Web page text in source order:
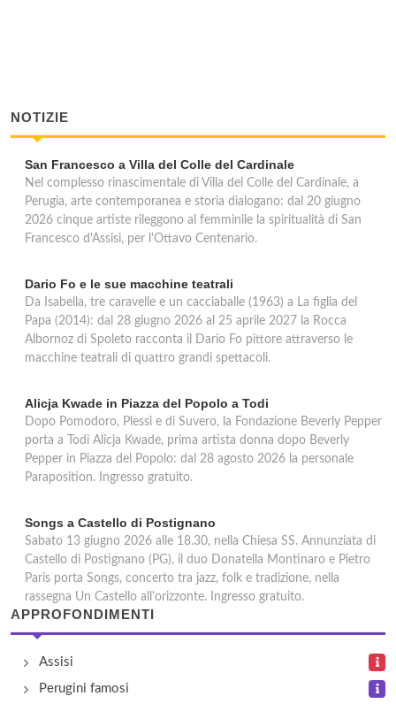
NOTIZIE
San Francesco a Villa del Colle del Cardinale
Nel complesso rinascimentale di Villa del Colle del Cardinale, a
Perugia, arte contemporanea e storia dialogano: dal 20 giugno
2026 cinque artiste rileggono al femminile la spiritualità di San
Francesco d'Assisi, per l'Ottavo Centenario.
Dario Fo e le sue macchine teatrali
Da Isabella, tre caravelle e un cacciaballe (1963) a La figlia del
Papa (2014): dal 28 giugno 2026 al 25 aprile 2027 la Rocca
Albornoz di Spoleto racconta il Dario Fo pittore attraverso le
macchine teatrali di quattro grandi spettacoli.
Alicja Kwade in Piazza del Popolo a Todi
Dopo Pomodoro, Plessi e di Suvero, la Fondazione Beverly Pepper
porta a Todi Alicja Kwade, prima artista donna dopo Beverly
Pepper in Piazza del Popolo: dal 28 agosto 2026 la personale
Paraposition. Ingresso gratuito.
Songs a Castello di Postignano
Sabato 13 giugno 2026 alle 18.30, nella Chiesa SS. Annunziata di
Castello di Postignano (PG), il duo Donatella Montinaro e Pietro
Paris porta Songs, concerto tra jazz, folk e tradizione, nella
rassegna Un Castello all'orizzonte. Ingresso gratuito.
APPROFONDIMENTI
Assisi
Perugini famosi